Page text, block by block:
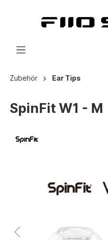
Zubehör Ear Tips
SpinFit W1 - M